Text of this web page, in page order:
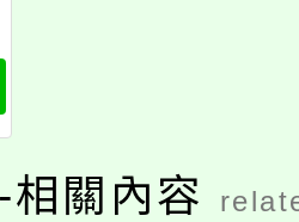
關內容